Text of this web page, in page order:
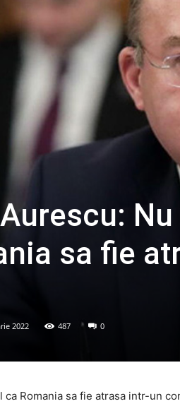
sa fie
2022 487 0
Romania sa fie atrasa intr-un